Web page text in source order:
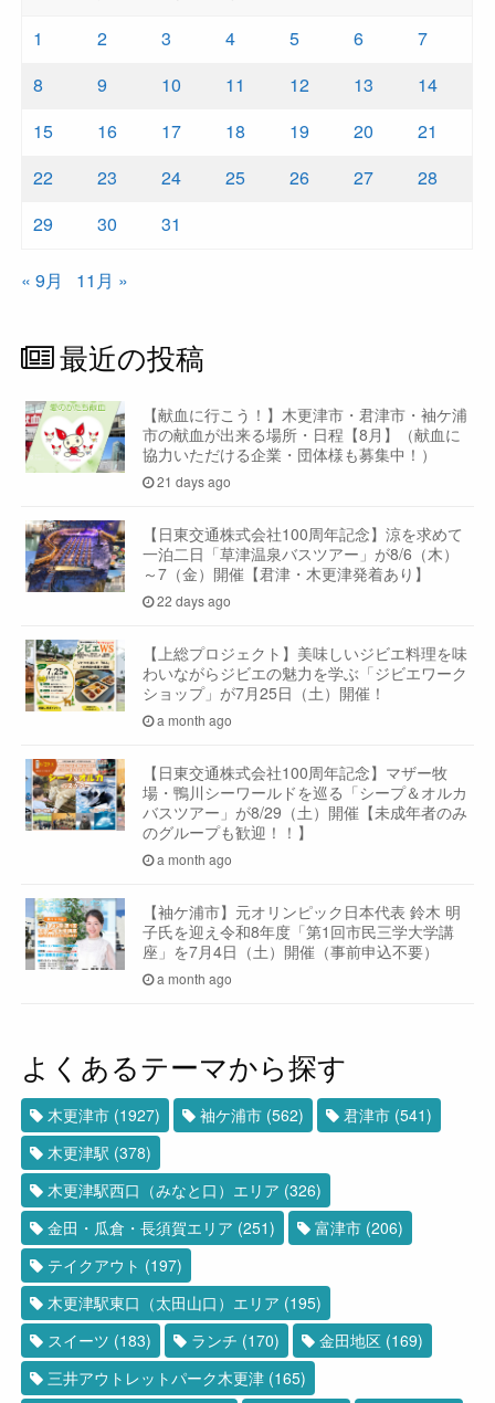
1
2 3 4 5 6
7
8
9 10 11 12 13
14
15
16 17 18 19 20
21
22
23 24 25 26 27
28
29
30 31
« 9月 11月 »
最近の投稿
【献血に行こう！】木更津市・君津市・袖ケ浦
市の献血が出来る場所・日程【8月】（献血に
協力いただける企業・団体様も募集中！）
21 days ago
【日東交通株式会社100周年記念】涼を求めて
一泊二日「草津温泉バスツアー」が8/6（木）
～7（金）開催【君津・木更津発着あり】
22 days ago
【上総プロジェクト】美味しいジビエ料理を味
わいながらジビエの魅力を学ぶ「ジビエワーク
ショップ」が7月25日（土）開催！
a month ago
【日東交通株式会社100周年記念】マザー牧
場・鴨川シーワールドを巡る「シープ＆オルカ
バスツアー」が8/29（土）開催【未成年者のみ
のグループも歓迎！！】
a month ago
【袖ケ浦市】元オリンピック日本代表 鈴木 明
子氏を迎え令和8年度「第1回市民三学大学講
座」を7月4日（土）開催（事前申込不要）
a month ago
よくあるテーマから探す
木更津市 (1927) 袖ケ浦市 (562) 君津市 (541)
木更津駅 (378)
木更津駅西口（みなと口）エリア (326)
金田・瓜倉・長須賀エリア (251) 富津市 (206)
テイクアウト (197)
木更津駅東口（太田山口）エリア (195)
スイーツ (183) ランチ (170) 金田地区 (169)
三井アウトレットパーク木更津 (165)